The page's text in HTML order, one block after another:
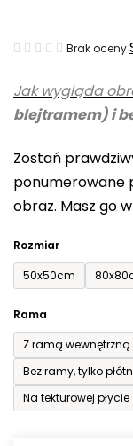
Jak wygląda
blejtramem) i
Zostań
ponumerowane
obraz. Masz go
Rozmiar
50x50cm
Rama
Z ramą
Bez ramy, tylko
Na tekturowej płycie
Średnia
produktu
wynosi
na
5
gwiazdek.
Brak oceny